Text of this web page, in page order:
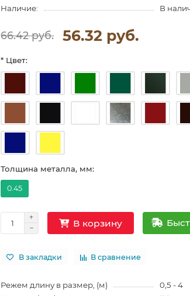
Наличие:
В
66.42 руб. 56.32 руб.
* Цвет:
Толщина металла, мм:
0.45
В корзину
В закладки В сравнение
Режем длину в размер, (м)
0,5 - 4